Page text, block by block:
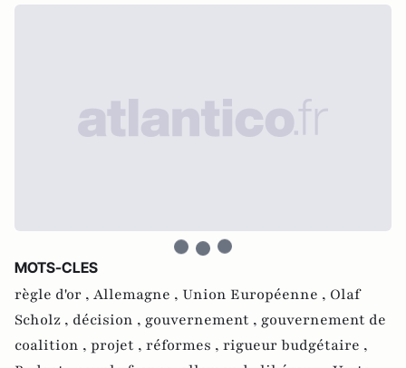
MOTS-CLES
règle d'or , Allemagne , Union Européenne , Olaf
Scholz , décision , gouvernement , gouvernement de
coalition , projet , réformes , rigueur budgétaire ,